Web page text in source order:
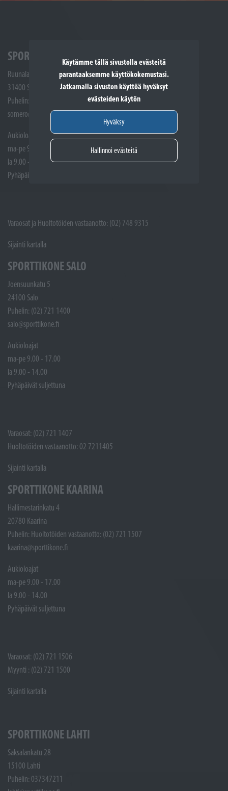
Käytämme tällä sivustolla evästeitä
parantaaksemme käyttökokemustasi.
Jatkamalla sivuston käyttöä hyväksyt
evästeiden käytön
Hyväksy
Hallinnoi evästeitä
SPORTTIKONE SOMERO
Ruunalantie 5
31400 Somero
Puhelin: (02) 748 9300
somero@sporttikone.fi
Aukioloajat
ma-pe 9.00 - 17.00
la 9.00 - 14.00
Pyhäpäivät suljettuna
Varaosat ja Huoltotöiden vastaanotto: (02) 748 9315
Sijainti kartalla
SPORTTIKONE SALO
Joensuunkatu 5
24100 Salo
Puhelin: (02) 721 1400
salo@sporttikone.fi
Aukioloajat
ma-pe 9.00 - 17.00
la 9.00 - 14.00
Pyhäpäivät suljettuna
Varaosat: (02) 721 1407
Huoltotöiden vastaanotto: 02 7211405
Sijainti kartalla
SPORTTIKONE KAARINA
Hallimestarinkatu 4
20780 Kaarina
Puhelin: Huoltotöiden vastaanotto: (02) 721 1507
kaarina@sporttikone.fi
Aukioloajat
ma-pe 9.00 - 17.00
la 9.00 - 14.00
Pyhäpäivät suljettuna
Varaosat: (02) 721 1506
Myynti : (02) 721 1500
Sijainti kartalla
SPORTTIKONE LAHTI
Saksalankatu 28
15100 Lahti
Puhelin: 037347211